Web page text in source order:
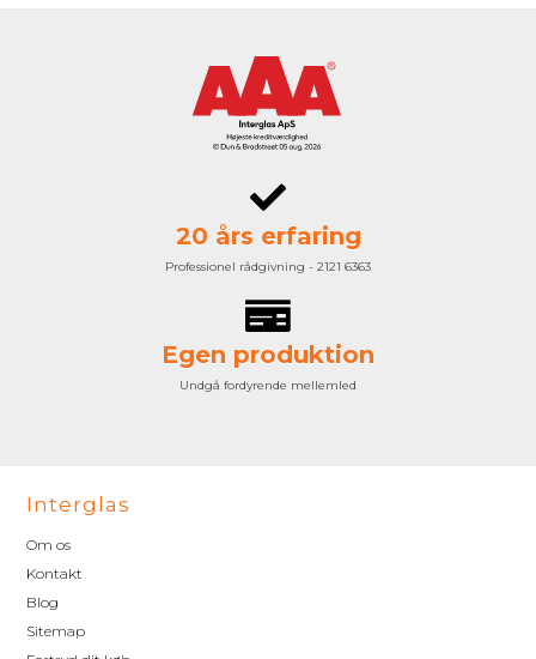
20 års erfaring
Professionel rådgivning - 2121 6363
Egen produktion
Undgå fordyrende mellemled
Interglas
Om os
Kontakt
Blog
Sitemap